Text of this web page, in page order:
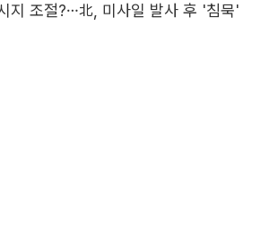
지 조절?…北, 미사일 발사 후 '침묵'